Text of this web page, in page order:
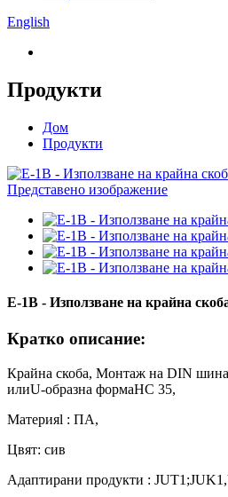
English
Продукти
Дом
Продукти
E-1B - Използване на крайна
Кратко описание:
Крайна скоба, Монтаж на DIN шина
илиU-образна формаНС 35,
Материяl : ПА,
Цвят: сив
Адаптирани продукти : JUT1;JUK1 ,